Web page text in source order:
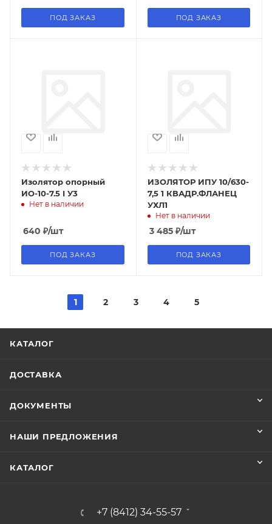
ПОД ЗАКАЗ ПОД ЗАКАЗ
Изолятор опорный
ИО-10-7.5 I У3
Нет в наличии
640 ₽/шт
ПОД ЗАКАЗ
ИЗОЛЯТОР ИПУ 10/630-
7,5 1 КВАДР.ФЛАНЕЦ
УХЛ1
Нет в наличии
3 485₽/шт
ПОД ЗАКАЗ
1 2 3 4 5
КАТАЛОГ
ДОСТАВКА
ДОКУМЕНТЫ
НАШИ ПРЕДЛОЖЕНИЯ
КАТАЛОГ
+7 (8412) 34-55-57